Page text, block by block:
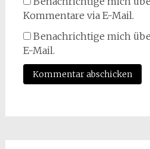
Kommentare via E-Mail.
Benachrichtige mich
E-Mail.